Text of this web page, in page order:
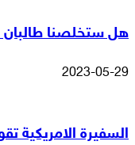
هل ستخلصنا
2023-05-29
السفيرة الامريكية